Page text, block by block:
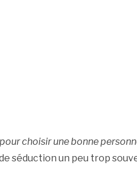
choisir une bonne
séduction un peu trop